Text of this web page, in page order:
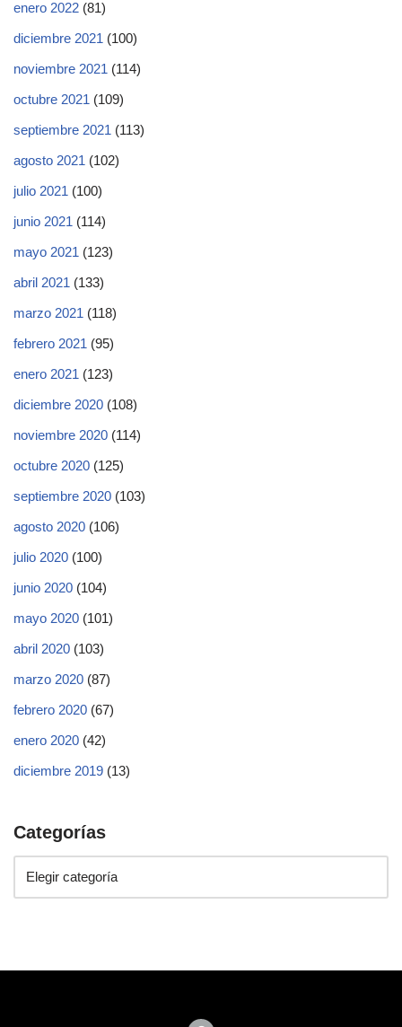
enero 2022 (81)
diciembre 2021 (100)
noviembre 2021 (114)
octubre 2021 (109)
septiembre 2021 (113)
agosto 2021 (102)
julio 2021 (100)
junio 2021 (114)
mayo 2021 (123)
abril 2021 (133)
marzo 2021 (118)
febrero 2021 (95)
enero 2021 (123)
diciembre 2020 (108)
noviembre 2020 (114)
octubre 2020 (125)
septiembre 2020 (103)
agosto 2020 (106)
julio 2020 (100)
junio 2020 (104)
mayo 2020 (101)
abril 2020 (103)
marzo 2020 (87)
febrero 2020 (67)
enero 2020 (42)
diciembre 2019 (13)
Categorías